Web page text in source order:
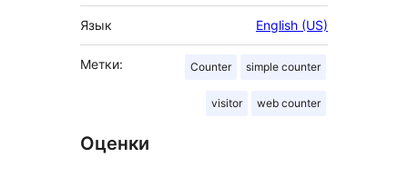
Язык English (US)
Метки: Counter simple counter
visitor web counter
Оценки